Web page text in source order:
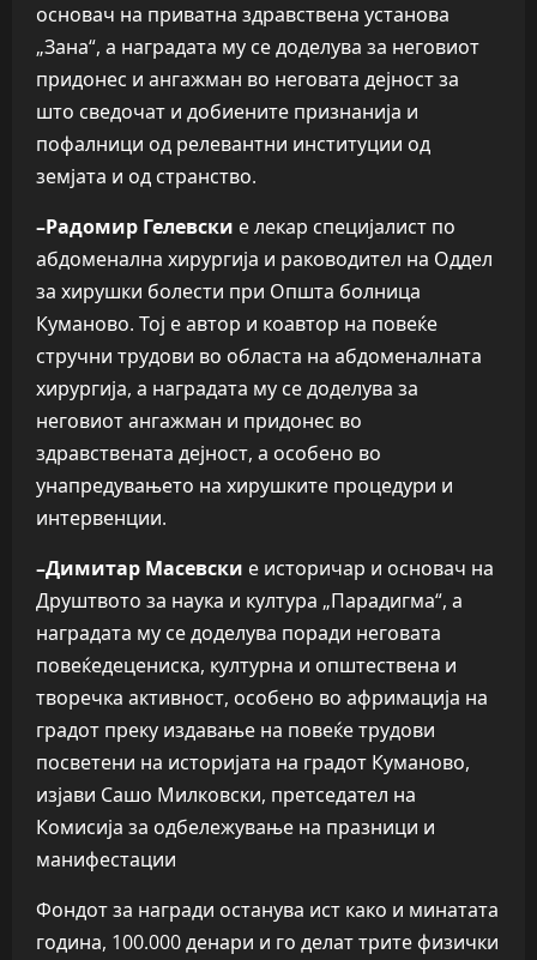
основач на приватна здравствена установа
„Зана“, а наградата му се доделува за неговиот
придонес и ангажман во неговата дејност за
што сведочат и добиените признанија и
пофалници од релевантни институции од
земјата и од странство.
–Радомир Гелевски е лекар специјалист по
абдоменална хирургија и раководител на Оддел
за хирушки болести при Општа болница
Куманово. Тој е автор и коавтор на повеќе
стручни трудови во областа на абдоменалната
хирургија, а наградата му се доделува за
неговиот ангажман и придонес во
здравствената дејност, а особено во
унапредувањето на хирушките процедури и
интервенции.
–Димитар Масевски е историчар и основач на
Друштвото за наука и култура „Парадигма“, а
наградата му се доделува поради неговата
повеќедецениска, културна и општествена и
творечка активност, особено во афримација на
градот преку издавање на повеќе трудови
посветени на историјата на градот Куманово,
изјави Сашо Милковски, претседател на
Комисија за одбележување на празници и
манифестации
Фондот за награди останува ист како и минатата
година, 100.000 денари и го делат трите физички